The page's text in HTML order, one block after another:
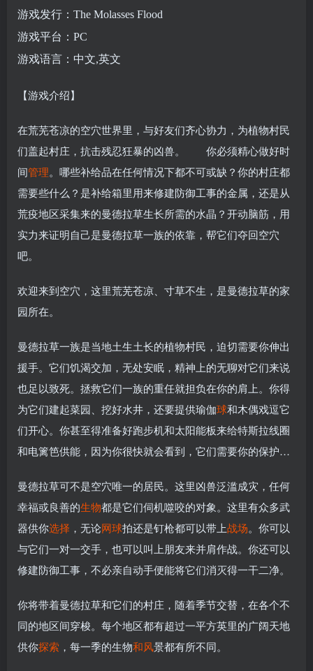
游戏发行：The Molasses Flood
游戏平台：PC
游戏语言：中文,英文
【游戏介绍】
在荒芜苍凉的空穴世界里，与好友们齐心协力，为植物村民
们盖起村庄，抗击残忍狂暴的凶兽。 你必须精心做好时
间管理。哪些补给品在任何情况下都不可或缺？你的村庄都
需要些什么？是补给箱里用来修建防御工事的金属，还是从
荒疫地区采集来的曼德拉草生长所需的水晶？开动脑筋，用
实力来证明自己是曼德拉草一族的依靠，帮它们夺回空穴
吧。
欢迎来到空穴，这里荒芜苍凉、寸草不生，是曼德拉草的家
园所在。
曼德拉草一族是当地土生土长的植物村民，迫切需要你伸出
援手。它们饥渴交加，无处安眠，精神上的无聊对它们来说
也足以致死。拯救它们一族的重任就担负在你的肩上。你得
为它们建起菜园、挖好水井，还要提供瑜伽球和木偶戏逗它
们开心。你甚至得准备好跑步机和太阳能板来给特斯拉线圈
和电篱笆供能，因为你很快就会看到，它们需要你的保护…
曼德拉草可不是空穴唯一的居民。这里凶兽泛滥成灾，任何
幸福或良善的生物都是它们伺机噬咬的对象。这里有众多武
器供你选择 ，无论网球拍还是钉枪都可以带上战场。你可以
与它们一对一交手，也可以叫上朋友来并肩作战。你还可以
修建防御工事，不必亲自动手便能将它们消灭得一干二净。
你将带着曼德拉草和它们的村庄，随着季节交替，在各个不
同的地区间穿梭。每个地区都有超过一平方英里的广阔天地
供你探索 ，每一季的生物和风景都有所不同。